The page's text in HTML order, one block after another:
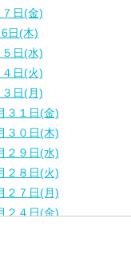
日(金)
日(木)
日(水)
日(火)
日(月)
３１日(金)
３０日(木)
２９日(水)
２８日(火)
２７日(月)
２４日(金)